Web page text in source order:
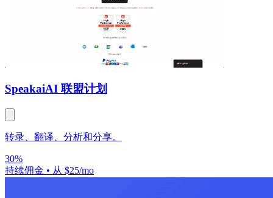
SpeakaiAI 联盟计划
转录、翻译、分析和分享。
30%
持续佣金 • 从 $25/mo